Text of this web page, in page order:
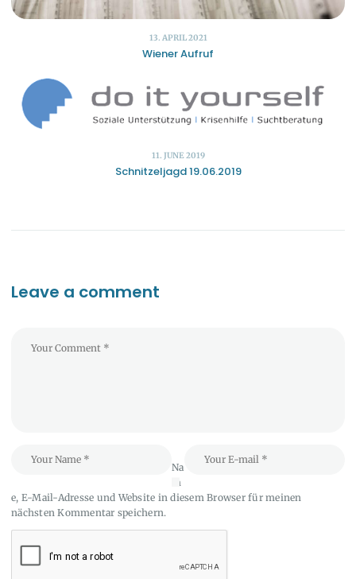
13. APRIL 2021
Wiener Aufruf
11. JUNE 2019
Schnitzeljagd 19.06.2019
Leave a comment
Na
m
e, E-Mail-Adresse und Website in diesem Browser für meinen
nächsten Kommentar speichern.